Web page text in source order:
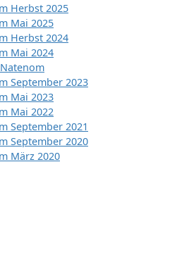
Herbst 2025
Mai 2025
Herbst 2024
Mai 2024
September 2023
Mai 2023
Mai 2022
September 2021
September 2020
März 2020